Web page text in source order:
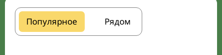
Популярное Рядом